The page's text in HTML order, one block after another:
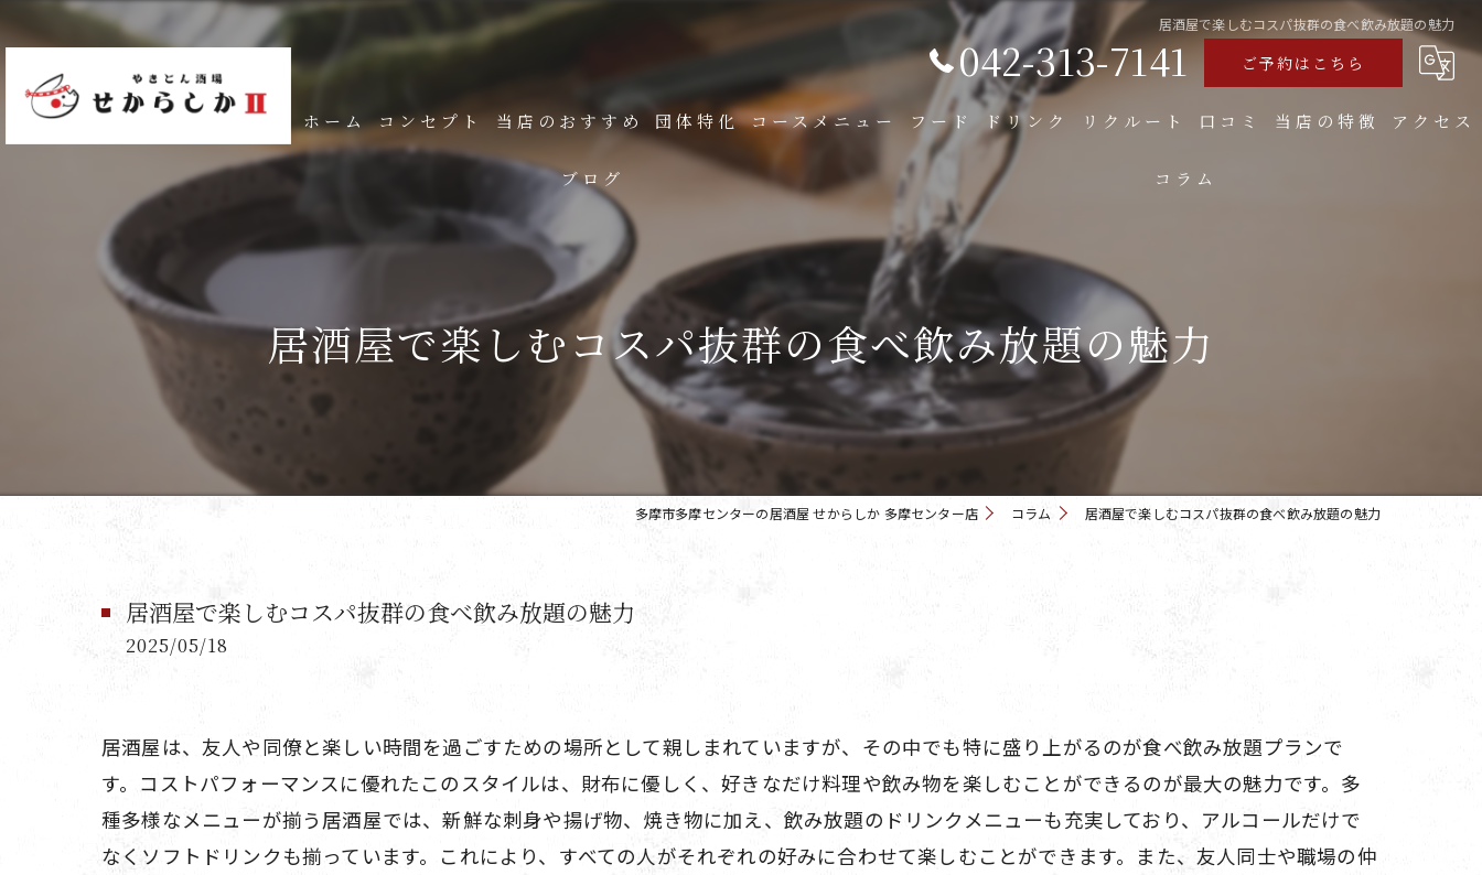
居酒屋で楽しむコスパ抜群の食べ飲み放題の魅力
042-313-7141 ご予約はこちら
ホーム コンセプト 当店のおすすめ 団体特化 コースメニュー フード ドリンク リクルート 口コミ 当店の特徴 アクセス
ブログ コラム
居酒屋で楽しむコスパ抜群の食べ飲み放題の魅力
多摩市多摩センターの居酒屋 せからしか 多摩センター店 コラム 居酒屋で楽しむコスパ抜群の食べ飲み放題の魅力
居酒屋で楽しむコスパ抜群の食べ飲み放題の魅力
2025/05/18
居酒屋は、友人や同僚と楽しい時間を過ごすための場所として親しまれていますが、その中でも特に盛り上がるのが食べ飲み放題プランで
す。コストパフォーマンスに優れたこのスタイルは、財布に優しく、好きなだけ料理や飲み物を楽しむことができるのが最大の魅力です。多
種多様なメニューが揃う居酒屋では、新鮮な刺身や揚げ物、焼き物に加え、飲み放題のドリンクメニューも充実しており、アルコールだけで
なくソフトドリンクも揃っています。これにより、すべての人がそれぞれの好みに合わせて楽しむことができます。また、友人同士や職場の仲